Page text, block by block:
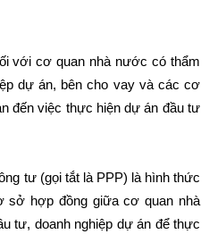
với cơ quan nhà nước có thẩm
dự án, bên cho vay và các cơ
đến việc thực hiện dự án đầu tư
tư (gọi tắt là PPP) là hình thức
sở hợp đồng giữa cơ quan nhà
tư, doanh nghiệp dự án để thực